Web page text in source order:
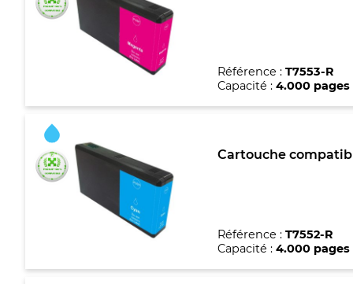
Référence :T7553-R
Capacité :4.000 pages
Cartouche
Référence :T7552-R
Capacité :4.000 pages